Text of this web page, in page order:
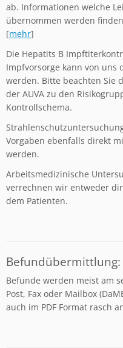
ab. Informationen welche
übernommen werden
[mehr]
Die Hepatits B
Impfvorsorge kann von uns
werden. Bitte beachten Sie
der AUVA zu den
Kontrollschema.
Vorgaben ebenfalls direkt
werden.
Arbeitsmedizinische
verrechnen wir entweder
dem Patienten.
Befundübermittlung:
Befunde werden meist am
Post, Fax oder Mailbox
auch im PDF Format rasch